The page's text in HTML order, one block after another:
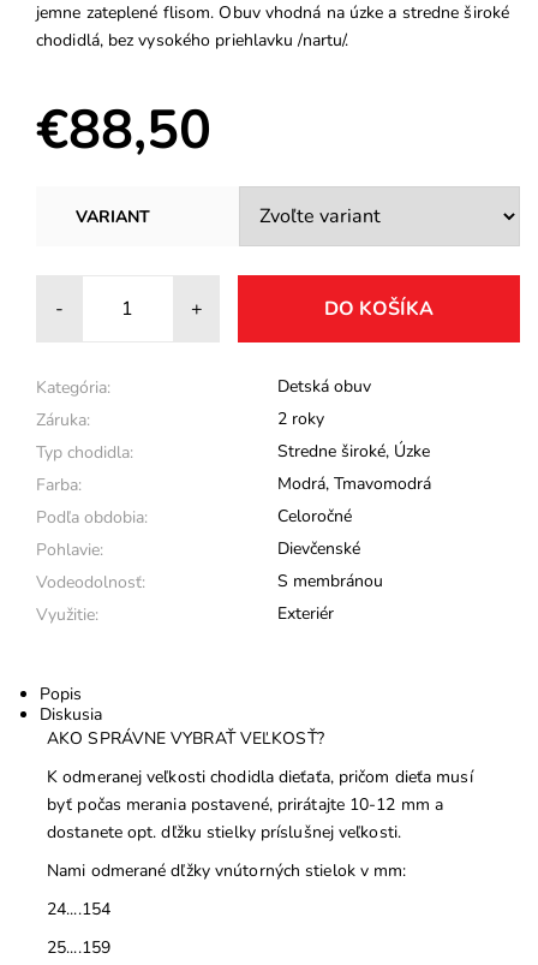
jemne zateplené flisom. Obuv vhodná na úzke a stredne široké
chodidlá, bez vysokého priehlavku /nartu/.
€88,50
VARIANT
- +
Kategória:
Detská obuv
Záruka:
2 roky
Typ chodidla:
Stredne široké, Úzke
Farba:
Modrá, Tmavomodrá
Podľa obdobia:
Celoročné
Pohlavie:
Dievčenské
Vodeodolnosť:
S membránou
Využitie:
Exteriér
Popis
Diskusia
AKO SPRÁVNE VYBRAŤ VEĽKOSŤ?
K odmeranej veľkosti chodidla dieťaťa, pričom dieťa musí
byť počas merania postavené, prirátajte 10-12 mm a
dostanete opt. dľžku stielky príslušnej veľkosti.
Nami odmerané dľžky vnútorných stielok v mm:
24....154
25....159